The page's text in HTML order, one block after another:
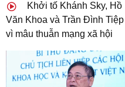
Khởi tố Khánh Sky, Hồ
Văn Khoa và Trần Đình Tiệp
vì mâu thuẫn mạng xã hội